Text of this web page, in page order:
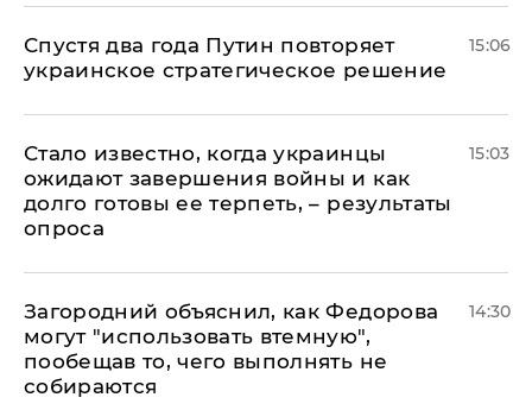
Спустя два года Путин повторяет
украинское стратегическое решение
15:06
Стало известно, когда украинцы
ожидают завершения войны и как
долго готовы ее терпеть, – результаты
опроса
15:03
Загородний объяснил, как Федорова
могут "использовать втемную",
пообещав то, чего выполнять не
собираются
14:30